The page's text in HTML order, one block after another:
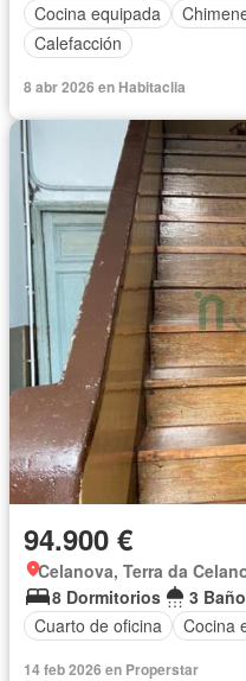
Cocina equipada
Calefacción
8 abr 2026 en Habitaclia
94.900 €
Celanova, Terra da
8 Dormitorios
3
Cuarto de oficina
Cocina
14 feb 2026 en Properstar